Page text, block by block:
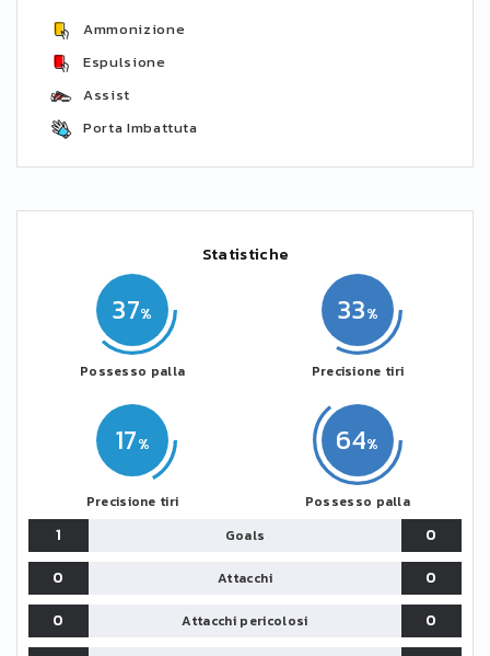
Ammonizione
Espulsione
Assist
Porta Imbattuta
Statistiche
37
Possesso palla
17
Precisione tiri
64
Possesso palla
33
Precisione tiri
1 Goals
0
0
Attacchi
0
0
Attacchi pericolosi
0